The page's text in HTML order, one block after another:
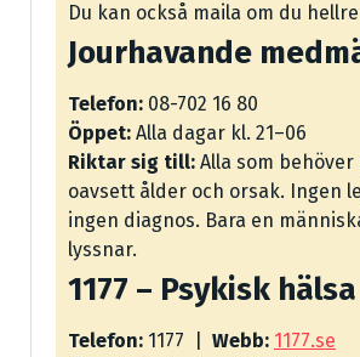
Du kan också maila om du
Jourhavande
Telefon: 08-702 16 80
Öppet: Alla dagar kl. 21–06
Riktar sig till: Alla som behöver
oavsett ålder och orsak. Ingen
ingen diagnos. Bara en
lyssnar.
1177 – Psykisk hälsa
Telefon: 1177 | Webb: 1177.se